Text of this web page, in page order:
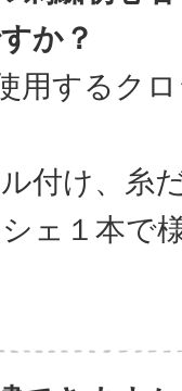
か？
用するク
付け、糸
ェ１本で